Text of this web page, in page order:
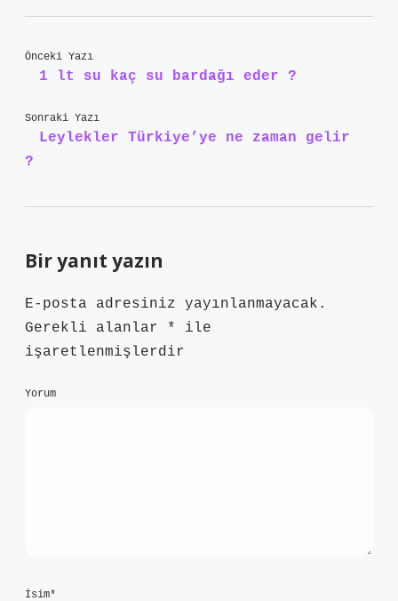
Önceki Yazı
1 lt su kaç su bardağı eder ?
Sonraki Yazı
Leylekler Türkiye’ye ne zaman gelir
?
Bir yanıt yazın
E-posta adresiniz yayınlanmayacak.
Gerekli alanlar
*
ile
işaretlenmişlerdir
Yorum
İsim*